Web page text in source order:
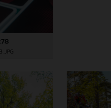
.JPG